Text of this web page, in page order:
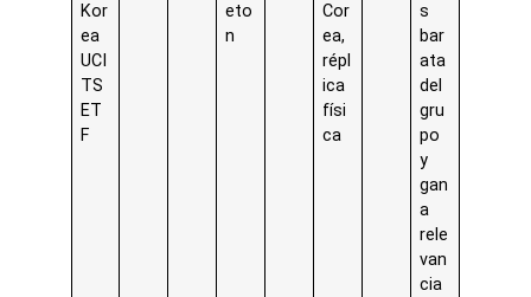
Kor
ea
UCI
TS
ET
F
eto
n
Cor
ea,
répl
ica
físi
ca
s
bar
ata
del
gru
po
y
gan
a
rele
van
cia